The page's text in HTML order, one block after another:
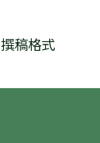
撰稿格式